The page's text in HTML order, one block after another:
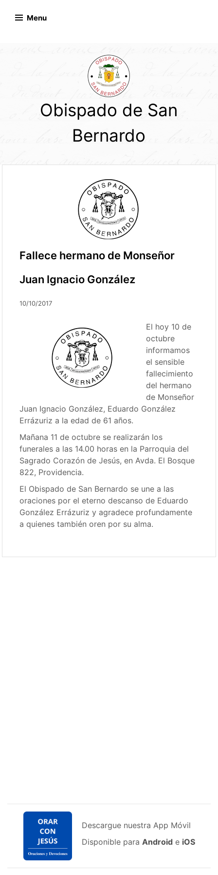
Menu
Obispado de San
Bernardo
Fallece hermano de Monseñor
Juan Ignacio González
10/10/2017
El hoy 10 de
octubre
informamos
el sensible
fallecimiento
del hermano
de Monseñor
Juan Ignacio González, Eduardo González
Errázuriz a la edad de 61 años.
Mañana 11 de octubre se realizarán los
funerales a las 14.00 horas en la Parroquia del
Sagrado Corazón de Jesús, en Avda. El Bosque
822, Providencia.
El Obispado de San Bernardo se une a las
oraciones por el eterno descanso de Eduardo
González Errázuriz y agradece profundamente
a quienes también oren por su alma.
Descargue nuestra App Móvil
Disponible para Android e iOS